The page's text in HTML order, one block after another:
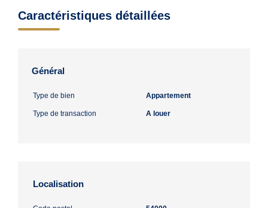
Caractéristiques détaillées
Général
Type de bien Appartement
Type de transaction A louer
Localisation